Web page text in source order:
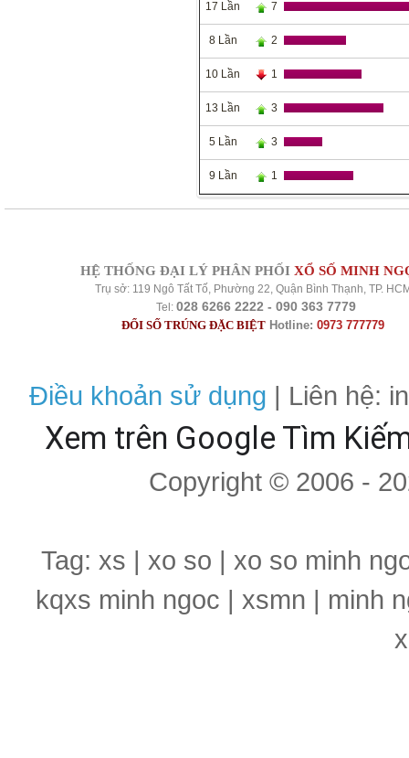
17 Lần 7
8 Lần 2
10 Lần 1
13 Lần 3
5 Lần 3
9 Lần 1
HỆ THỐNG ĐẠI LÝ PHÂN PHỐI XỔ SỐ MINH
Trụ sở: 119 Ngô Tất Tố, Phường 22, Quận Bình Thạnh, TP.
Tel: 028 6266 2222 - 090 363 7779
ĐỔI SỐ TRÚNG ĐẶC BIỆT Hotline: 0973 777779
Điều khoản sử dụng | Liên hệ:
Xem trên Google Tìm
Copyright © 2006 -
Tag: xs | xo so | xo so minh
kqxs minh ngoc | xsmn | minh